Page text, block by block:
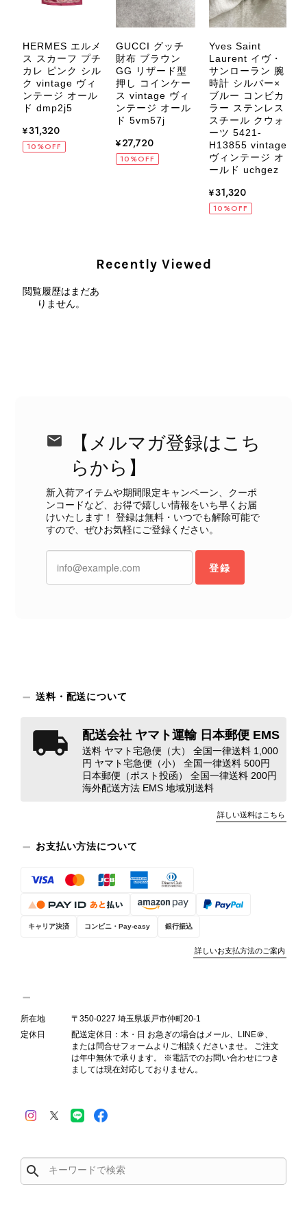
いましたら、ぜひよろしくお願いいた
します。 VintageShop solo
CELINE セリーヌ ブレスレット シルバー トリオンフ ホースビット SILVER925 vintage ヴィンテージ オールド 7f8hjn
2026/08/05
届いた商品は、写真には写っていない内側の蛇腹部分と全面ポケ
ットにカビがびっしりと生えていました。 とてもAランクとは思
えない状態で、見た瞬間に気持ち悪さを感じ、とても使用できる
で購入することはないですが、同じような思いをする購入者が出
ないよう、商品の状態をより正確に記載し、見えない部分も含め
て写真や説明で分かるよう改善していただきたいです。
この度は、楽しみにお待ちいただいた
商品で、衛生面へのご不安を含め、残
念な思いをおかけしましたこと、心よ
りお詫び申し上げます。お受け取りに
なった際のお気持ちを思うと、大変心
苦しく感じております。 今回の商品
れやダメージは、写真や商品説明に反
れた中で、率直なご意見をお寄せいた
だきましたことに感謝申し上げます。
今回のご指摘を重く受け止め、まずは
商品の状態を丁寧に確認させていただ
きます。 掲載内容では分からない状
時の見落としとして真摯に受け止め、
し、全スタッフで共有してまいりま
お選びいただけるよう、より正確な状
態確認とご案内に努めてまいります。
ご縁が有りましたら宜しくお願い致します。
た以上に素敵なお品でした」とのお言
葉をいただき、スタッフ一同とても嬉
しく、何よりの励みになります。 ぜ
HERMES エルメ
ス スカーフ プチ
カレ ピンク シル
ク vintage ヴィ
ンテージ オール
ド dmp2j5
¥31,320
10%OFF
GUCCI グッチ
財布 ブラウン
GG リザード型
押し コインケー
ス vintage ヴィ
ンテージ オール
ド 5vm57j
¥27,720
10%OFF
Yves Saint
Laurent イヴ・
サンローラン 腕
時計 シルバー×
ブルー コンビカ
ラー ステンレス
スチール クウォ
ーツ 5421-
H13855 vintage
ヴィンテージ オ
ールド uchgez
¥31,320
10%OFF
Recently Viewed
閲覧履歴はまだあ
りません。
【メルマガ登録はこち
らから】
新入荷アイテムや期間限定キャンペーン、クーポ
ンコードなど、お得で嬉しい情報をいち早くお届
けいたします！ 登録は無料・いつでも解除可能で
すので、ぜひお気軽にご登録ください。
登録
送料・配送について
配送会社 ヤマト運輸 日本郵便 EMS
送料 ヤマト宅急便（大） 全国一律送料 1,000
円 ヤマト宅急便（小） 全国一律送料 500円
日本郵便（ポスト投函） 全国一律送料 200円
海外配送方法 EMS 地域別送料
詳しい送料はこちら
お支払い方法について
キャリア決済 コンビニ・Pay-easy 銀行振込
詳しいお支払方法のご案内
所在地
〒350-0227 埼玉県坂戸市仲町20-1
定休日
配送定休日：木・日 お急ぎの場合はメール、LINE＠、
または問合せフォームよりご相談くださいませ。 ご注文
は年中無休で承ります。 ※電話でのお問い合わせにつき
ましては現在対応しておりません。
search